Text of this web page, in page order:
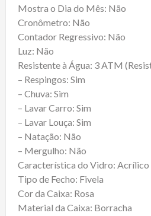
Mostra o Dia do Mês: Não
Cronômetro: Não
Contador Regressivo: Não
Luz: Não
Resistente à Água: 3 ATM
– Respingos: Sim
– Chuva: Sim
– Lavar Carro: Sim
– Lavar Louça: Sim
– Natação: Não
– Mergulho: Não
Característica do Vidro: Acrílico
Tipo de Fecho: Fivela
Cor da Caixa: Rosa
Material da Caixa: Borracha